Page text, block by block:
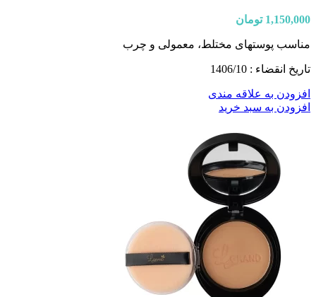
1,150,000 تومان
مناسب پوستهای مختلط، معمولی و چرب
تاریخ انقضاء : 1406/10
افزودن به علاقه مندی
افزودن به سبد خرید